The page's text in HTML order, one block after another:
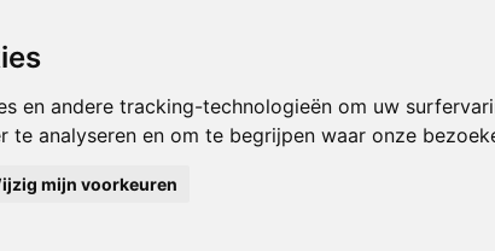
en andere tracking-technologieën om uw
te analyseren en om te begrijpen waar onze
mijn voorkeuren